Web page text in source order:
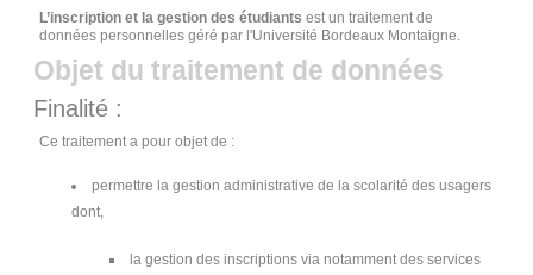
L’inscription et la gestion des étudiants est un traitement de
données personnelles géré par l'Université Bordeaux Montaigne.
Objet du traitement de données
Finalité :
Ce traitement a pour objet de :
permettre la gestion administrative de la scolarité des usagers
dont,
la gestion des inscriptions via notamment des services